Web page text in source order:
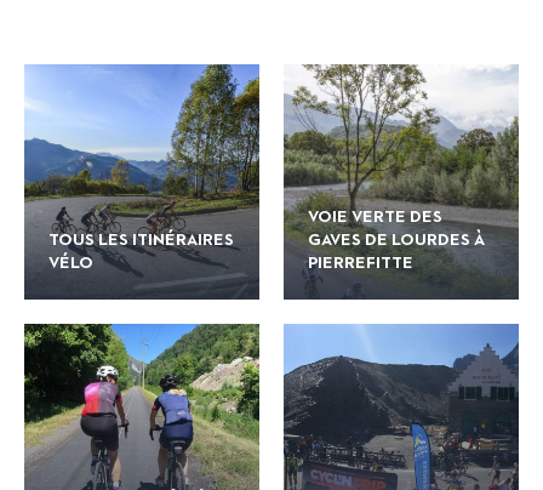
vélo
ou
VTT
TOUS LES ITINÉRAIRES
VÉLO
VOIE VERTE DES
GAVES DE LOURDES À
PIERREFITTE